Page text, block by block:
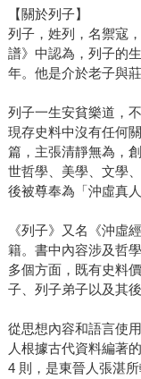
【關於列子】
列子，姓列，名禦寇
譜》中認為，列子的
年。他是介於老子與
列子一生安貧樂道，
現存史料中沒有任何
篇，主張清靜無為，
世哲學、美學、文學
後被尊奉為「沖虛真人
《列子》又名《沖虛
籍。書中內容涉及哲
多個方面，既有史料
子、列子弟子以及其後
從思想內容和語言使
人根據古代資料編著
4 則，是東晉人張湛